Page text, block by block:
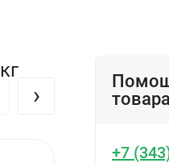
›
товара
+7